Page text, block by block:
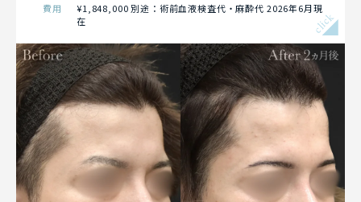
費用
¥1,848,000 別途：術前血液検査代・麻酔代 2026年6月現
在
click